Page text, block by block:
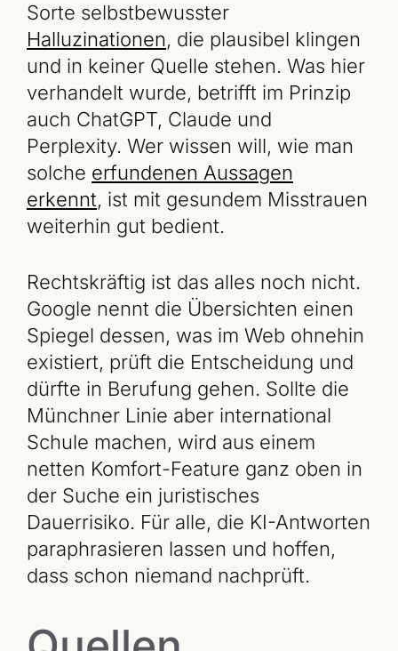
Sorte selbstbewusster
Halluzinationen, die plausibel klingen
und in keiner Quelle stehen. Was hier
verhandelt wurde, betrifft im Prinzip
auch ChatGPT, Claude und
Perplexity. Wer wissen will, wie man
solche erfundenen Aussagen
erkennt, ist mit gesundem Misstrauen
weiterhin gut bedient.
Rechtskräftig ist das alles noch nicht.
Google nennt die Übersichten einen
Spiegel dessen, was im Web ohnehin
existiert, prüft die Entscheidung und
dürfte in Berufung gehen. Sollte die
Münchner Linie aber international
Schule machen, wird aus einem
netten Komfort-Feature ganz oben in
der Suche ein juristisches
Dauerrisiko. Für alle, die KI-Antworten
paraphrasieren lassen und hoffen,
dass schon niemand nachprüft.